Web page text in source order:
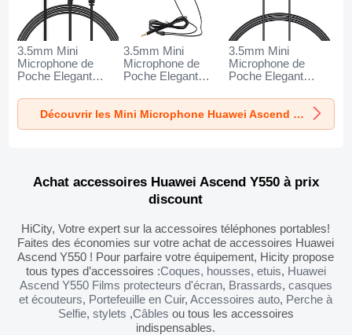
3.5mm Mini
Microphone de
Poche Elegant
Parleur K06 pour
Huawei Ascend
Y550 Noir
3.5mm Mini
Microphone de
Poche Elegant
Parleur K05 pour
Huawei Ascend
Y550 Noir
3.5mm Mini
Microphone de
Poche Elegant
Parleur K08 pour
Huawei Ascend
Y550 Noir
Découvrir les Mini Microphone Huawei Ascend Y550
Achat accessoires Huawei Ascend Y550 à prix
discount
HiCity, Votre expert sur la accessoires téléphones portables!
Faites des économies sur votre achat de accessoires Huawei
Ascend Y550 ! Pour parfaire votre équipement, Hicity propose
tous types d’accessoires :Coques, housses, etuis, Huawei
Ascend Y550 Films protecteurs d'écran, Brassards, casques
et écouteurs, Portefeuille en Cuir,Accessoires auto, Perche à
Selfie, stylets ,Câbles ou tous les accessoires
indispensables.